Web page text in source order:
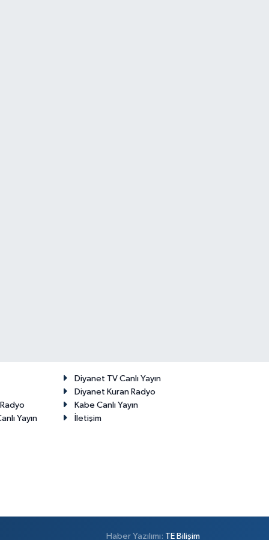
Diyanet TV Canlı Yayın
Diyanet Kuran Radyo
Kabe Canlı Yayın
Yayın
İletişim
Haber Yazılımı: TE Bilişim